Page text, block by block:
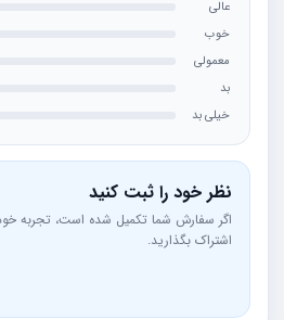
عالی
خوب
معمولی
بد
خیلی بد
نظر خود را ثبت کنید
اگر سفارش شما تکمیل شده است، تجربه خود
اشتراک بگذارید.